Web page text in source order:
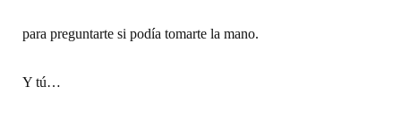
para preguntarte si podía tomarte la mano.
Y tú…